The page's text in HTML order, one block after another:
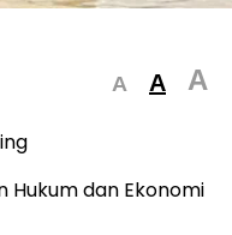
A A A
Hukum dan Ekonomi